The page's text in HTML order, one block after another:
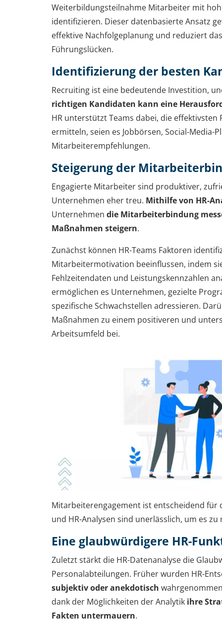
Weiterbildungsteilnahme Mitarbeiter mit
identifizieren. Dieser datenbasierte Ansatz
effektive Nachfolgeplanung und reduziert
Führungslücken.
Identifizierung der besten
Recruiting ist eine bedeutende Investition,
richtigen Kandidaten kann eine
HR unterstützt Teams dabei, die effektivsten
ermitteln, seien es Jobbörsen, Social-Media-
Mitarbeiterempfehlungen.
Steigerung der
Engagierte Mitarbeiter sind produktiver,
Unternehmen eher treu. Mithilfe von HR-
Unternehmen die Mitarbeiterbindung
Maßnahmen steigern.
Zunächst können HR-Teams Faktoren
Mitarbeitermotivation beeinflussen, indem
Fehlzeitendaten und Leistungskennzahlen
ermöglichen es Unternehmen, gezielte
spezifische Schwachstellen adressieren.
Maßnahmen zu einem positiveren und
Arbeitsumfeld bei.
Mitarbeiterengagement ist entscheidend für
und HR-Analysen sind unerlässlich, um es
Eine glaubwürdigere HR-
Zuletzt stärkt die HR-Datenanalyse die
Personalabteilungen. Früher wurden HR-
subjektiv oder anekdotisch
dank der Möglichkeiten der Analytik ihre
Fakten untermauern.